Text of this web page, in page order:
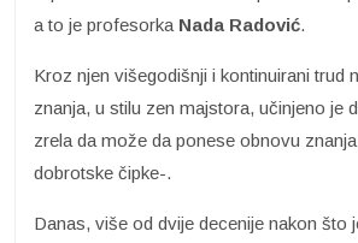
a to je profesorka Nada Radović.
Kroz njen višegodišnji i kontinuirani trud
znanja, u stilu zen majstora, učinjeno je
zrela da može da ponese obnovu
dobrotske čipke-.
Danas, više od dvije decenije nakon što